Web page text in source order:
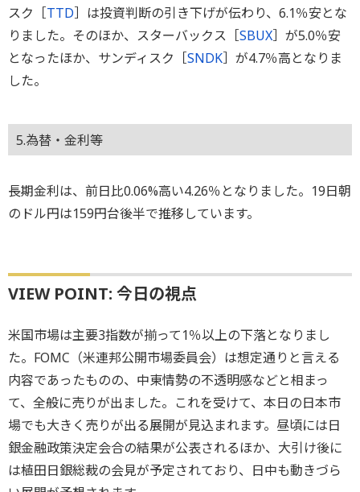
スク［TTD］は投資判断の引き下げが伝わり、6.1％安とな
りました。そのほか、スターバックス［SBUX］が5.0％安
となったほか、サンディスク［SNDK］が4.7％高となりま
した。
5.為替・金利等
長期金利は、前日比0.06%高い4.26％となりました。19日朝
のドル円は159円台後半で推移しています。
VIEW POINT: 今日の視点
米国市場は主要3指数が揃って1％以上の下落となりまし
た。FOMC（米連邦公開市場委員会）は想定通りと言える
内容であったものの、中東情勢の不透明感などと相まっ
て、全般に売りが出ました。これを受けて、本日の日本市
場でも大きく売りが出る展開が見込まれます。昼頃には日
銀金融政策決定会合の結果が公表されるほか、大引け後に
は植田日銀総裁の会見が予定されており、日中も動きづら